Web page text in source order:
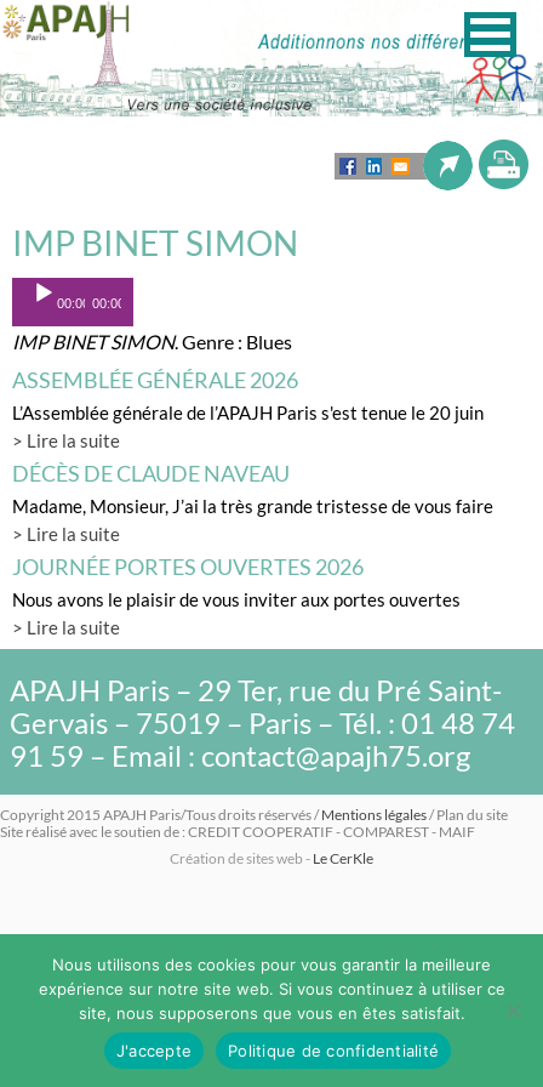
IMP BINET SIMON
Lecteur
00:00 00:00
IMP BINET SIMON. Genre : Blues
ASSEMBLÉE GÉNÉRALE 2026
L’Assemblée générale de l’APAJH Paris s'est tenue le 20 juin
> Lire la suite
DÉCÈS DE CLAUDE NAVEAU
Madame, Monsieur, J’ai la très grande tristesse de vous faire
> Lire la suite
JOURNÉE PORTES OUVERTES 2026
Nous avons le plaisir de vous inviter aux portes ouvertes
> Lire la suite
APAJH Paris – 29 Ter, rue du Pré Saint-
Gervais – 75019 – Paris – Tél. : 01 48 74
91 59 – Email : contact@apajh75.org
Copyright 2015 APAJH Paris/Tous droits réservés /Mentions légales/ Plan du site
Site réalisé avec le soutien de : CREDIT COOPERATIF - COMPAREST - MAIF
Création de sites web - Le CerKle
Nous utilisons des cookies pour vous garantir la meilleure
expérience sur notre site web. Si vous continuez à utiliser ce
site, nous supposerons que vous en êtes satisfait.
J'accepte
Politique de confidentialité